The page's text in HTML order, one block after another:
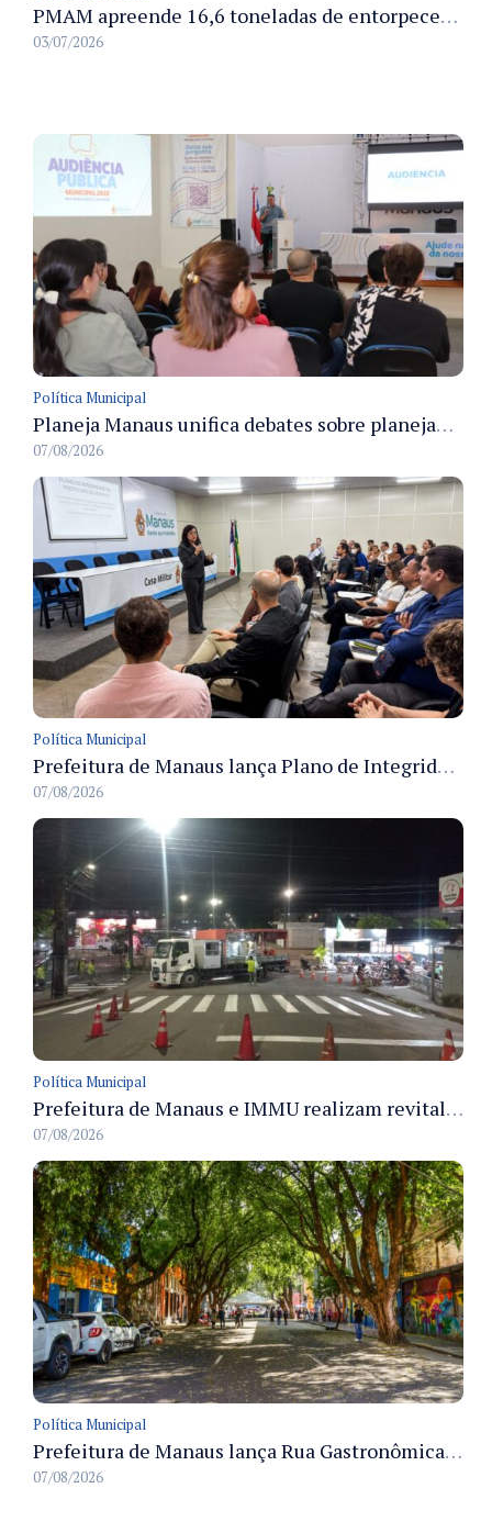
PMAM apreende 16,6 toneladas de entorpecentes e registra aumento nas prisões em flagrante e nas capturas de foragidos no primeiro semestre de 2026
03/07/2026
Política Municipal
Planeja Manaus unifica debates sobre planejamento público, orçamento e serviços nos dias 16 e 17 de setembro
07/08/2026
Política Municipal
Prefeitura de Manaus lança Plano de Integridade da CGM para o biênio 2027-2028 com diretrizes de governança e transparência
07/08/2026
Política Municipal
Prefeitura de Manaus e IMMU realizam revitalização da sinalização viária em corredores das zonas Sul e Norte na noite de 6/8
07/08/2026
Política Municipal
Prefeitura de Manaus lança Rua Gastronômica preservando as 17 árvores da Ferreira Pena no Centro
07/08/2026